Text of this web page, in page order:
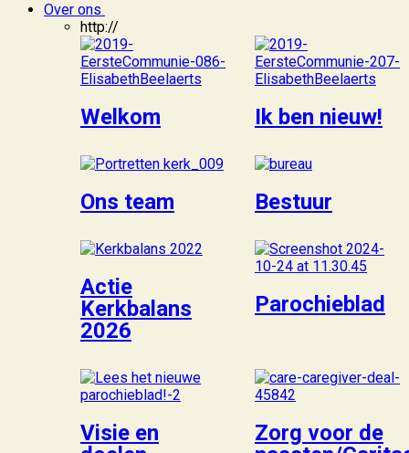
Over ons
http://
Welkom Ik ben nieuw!
Ons team Bestuur
Actie
Kerkbalans
2026
Parochieblad
Visie en
Zorg voor de